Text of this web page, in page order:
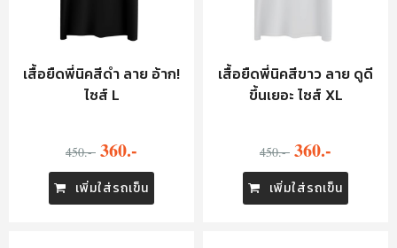
เสื้อยืดพี่นิคสีดำ ลาย อ้าก!
ไซส์ L
450.- 360.-
เพิ่มใส่รถเข็น
เสื้อยืดพี่นิคสีขาว ลาย ดูดี
ขึ้นเยอะ ไซส์ XL
450.- 360.-
เพิ่มใส่รถเข็น